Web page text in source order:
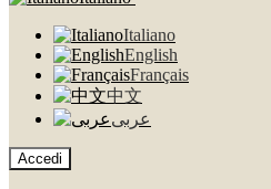
Italiano
English
Français
中文
عربى
Accedi